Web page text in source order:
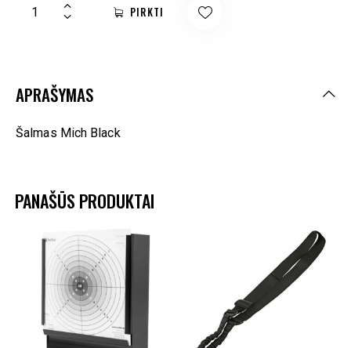
PIRKTI
APRAŠYMAS
Šalmas Mich Black
PANAŠŪS PRODUKTAI